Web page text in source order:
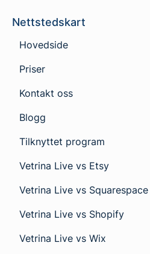
Nettstedskart
Hovedside
Priser
Kontakt oss
Blogg
Tilknyttet program
Vetrina Live vs Etsy
Vetrina Live vs Squarespace
Vetrina Live vs Shopify
Vetrina Live vs Wix